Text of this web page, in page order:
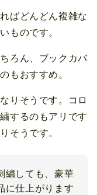
ばどんどん複雑な
ものです。
ろん、ブックカバ
もおすすめ。
りそうです。コロ
するのもアリです
そうです。
繍しても、豪華
に仕上がります